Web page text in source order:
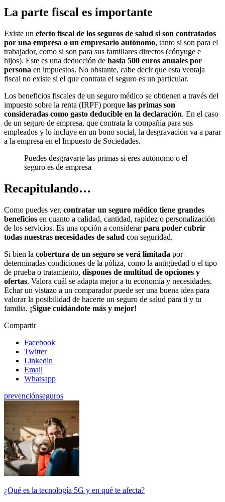
La parte fiscal es importante
Existe un efecto fiscal de los seguros de salud si son contratados
por una empresa o un empresario autónomo, tanto si son para el
trabajador, como si son para sus familiares directos (cónyuge e
hijos). Este es una deducción de hasta 500 euros anuales por
persona en impuestos. No obstante, cabe decir que esta ventaja
fiscal no existe si el que contrata el seguro es un particular.
Los beneficios fiscales de un seguro médico se obtienen a través del
impuesto sobre la renta (IRPF) porque las primas son
consideradas como gasto deducible en la declaración. En el caso
de un seguro de empresa, que contrata la compañía para sus
empleados y lo incluye en un bono social, la desgravación va a parar
a la empresa en el Impuesto de Sociedades.
Puedes desgravarte las primas si eres autónomo o el
seguro es de empresa
Recapitulando…
Como puedes ver, contratar un seguro médico tiene grandes
beneficios en cuanto a calidad, cantidad, rapidez o personalización
de los servicios. Es una opción a considerarpara poder cubrir
todas nuestras necesidades de salud con seguridad.
Si bien la cobertura de un seguro se verá limitada por
determinadas condiciones de la póliza, como la antigüedad o el tipo
de prueba o tratamiento, dispones de multitud de opciones y
ofertas. Valora cuál se adapta mejor a tu economía y necesidades.
Echar un vistazo a un comparador puede ser una buena idea para
valorar la posibilidad de hacerte un seguro de salud para ti y tu
familia. ¡Sigue cuidándote más y mejor!
Compartir
Facebook
Twitter
Linkedin
Email
Whatsapp
prevenciónseguros
¿Qué es la tecnología 5G y en qué te afecta?